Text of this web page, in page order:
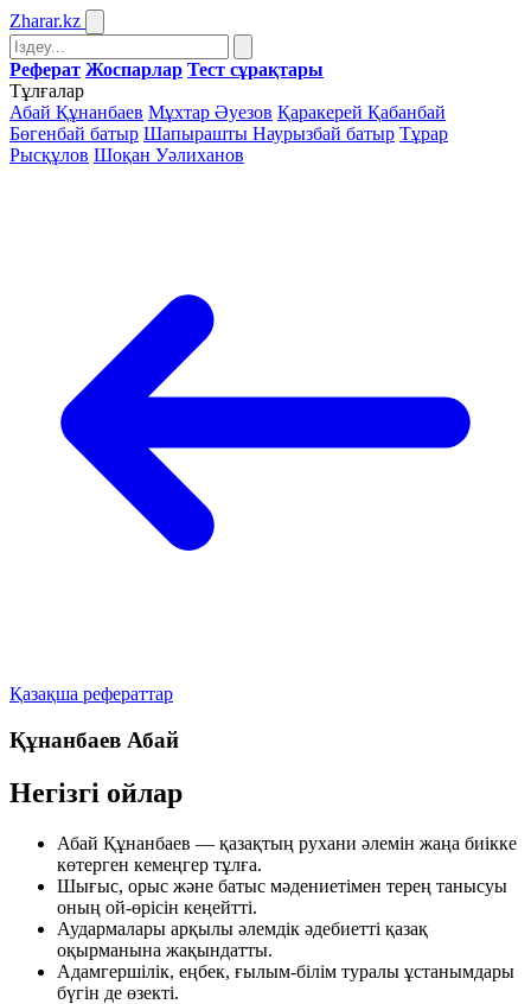
Zharar.kz
Реферат Жоспарлар Тест сұрақтары
Тұлғалар
Абай Құнанбаев Мұхтар Әуезов Қаракерей Қабанбай
Бөгенбай батыр Шапырашты Наурызбай батыр Тұрар
Рысқұлов Шоқан Уәлиханов
Қазақша рефераттар
Құнанбаев Абай
Негізгі ойлар
Абай Құнанбаев — қазақтың рухани әлемін жаңа биікке
көтерген кемеңгер тұлға.
Шығыс, орыс және батыс мәдениетімен терең танысуы
оның ой-өрісін кеңейтті.
Аудармалары арқылы әлемдік әдебиетті қазақ
оқырманына жақындатты.
Адамгершілік, еңбек, ғылым-білім туралы ұстанымдары
бүгін де өзекті.